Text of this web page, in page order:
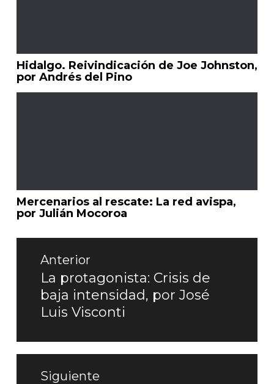
Hidalgo. Reivindicación de Joe Johnston,
por Andrés del Pino
Mercenarios al rescate: La red avispa,
por Julián Mocoroa
Navegación
entradas
Anterior
Entrada
anterior:
La protagonista: Crisis de
baja intensidad, por José
Luis Visconti
Siguiente